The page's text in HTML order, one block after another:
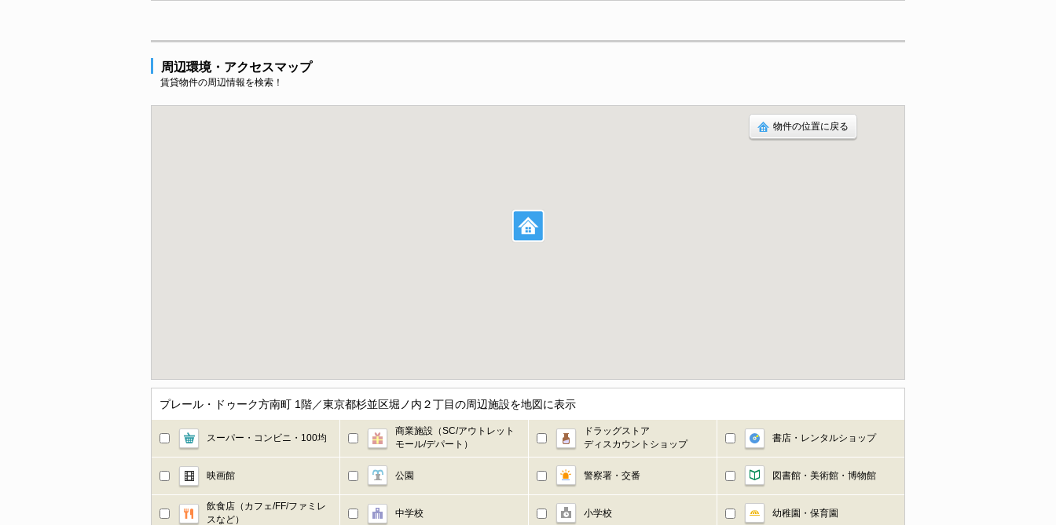
周辺環境・アクセスマップ
賃貸物件の周辺情報を検索！
物件の位置に戻る
プレール・ドゥーク方南町 1階／東京都杉並区堀ノ内２丁目の周辺施設を地図に表示
スーパー・コンビニ・100均
商業施設（SC/アウトレット
モール/デパート）
ドラッグストア
ディスカウントショップ
書店・レンタルショップ
映画館 公園 警察署・交番 図書館・美術館・博物館
飲食店（カフェ/FF/ファミレ
スなど）
中学校 小学校 幼稚園・保育園